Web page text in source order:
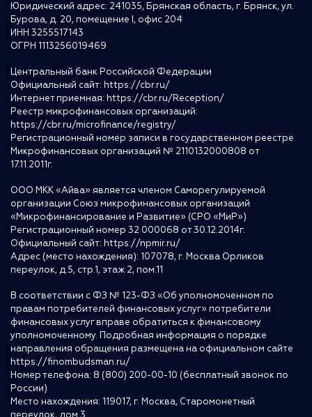
Юридический адрес: 241035, Брянская область, г. Брянск, ул.
Бурова, д. 20, помещение I, офис 204
ИНН 3255517143
ОГРН 1113256019469
Центральный банк Российской Федерации
Официальный сайт: https://cbr.ru/
Интернет приемная: https://cbr.ru/Reception/
Реестр микрофинансовых организаций:
https://cbr.ru/microfinance/registry/
Регистрационный номер записи в государственном реестре
Микрофинансовых организаций № 2110132000808 от
17.11.2011г.
ООО МКК «Айва» является членом Саморегулируемой
организации Союз микрофинансовых организаций
«Микрофинансирование и Развитие» (СРО «МиР»)
Регистрационный номер 32 000068 от 30.12.2014г.
Официальный сайт: https://npmir.ru/
Адрес (место нахождения): 107078, г. Москва Орликов
переулок, д.5, стр.1, этаж 2, пом.11
В соответствии с ФЗ № 123-ФЗ «Об уполномоченном по
правам потребителей финансовых услуг» потребители
финансовых услуг вправе обратиться к финансовому
уполномоченному. Подробная информация о порядке
направления обращения размещена на официальном сайте
https://finombudsman.ru/
Номер телефона: 8 (800) 200-00-10 (бесплатный звонок по
России)
Место нахождения: 119017, г. Москва, Старомонетный